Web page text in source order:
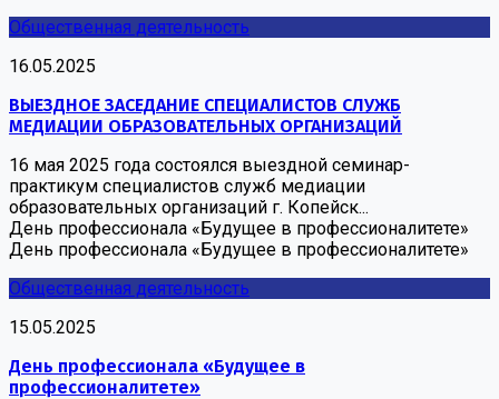
Общественная деятельность
16.05.2025
ВЫЕЗДНОЕ ЗАСЕДАНИЕ СПЕЦИАЛИСТОВ СЛУЖБ
МЕДИАЦИИ ОБРАЗОВАТЕЛЬНЫХ ОРГАНИЗАЦИЙ
16 мая 2025 года состоялся выездной семинар-
практикум специалистов служб медиации
образовательных организаций г. Копейск...
День профессионала «Будущее в профессионалитете»
День профессионала «Будущее в профессионалитете»
Общественная деятельность
15.05.2025
День профессионала «Будущее в
профессионалитете»